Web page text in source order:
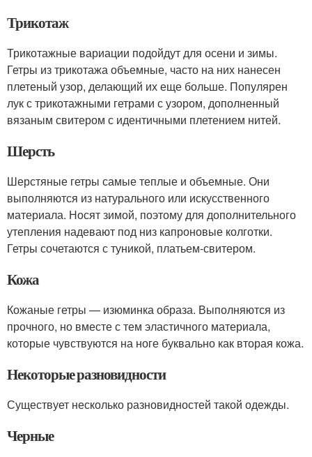
Трикотаж
Трикотажные вариации подойдут для осени и зимы.
Гетры из трикотажа объемные, часто на них нанесен
плетеный узор, делающий их еще больше. Популярен
лук с трикотажными гетрами с узором, дополненный
вязаным свитером с идентичными плетением нитей.
Шерсть
Шерстяные гетры самые теплые и объемные. Они
выполняются из натурального или искусственного
материала. Носят зимой, поэтому для дополнительного
утепления надевают под низ капроновые колготки.
Гетры сочетаются с туникой, платьем-свитером.
Кожа
Кожаные гетры — изюминка образа. Выполняются из
прочного, но вместе с тем эластичного материала,
которые чувствуются на ноге буквально как вторая кожа.
Некоторые разновидности
Существует несколько разновидностей такой одежды.
Черные